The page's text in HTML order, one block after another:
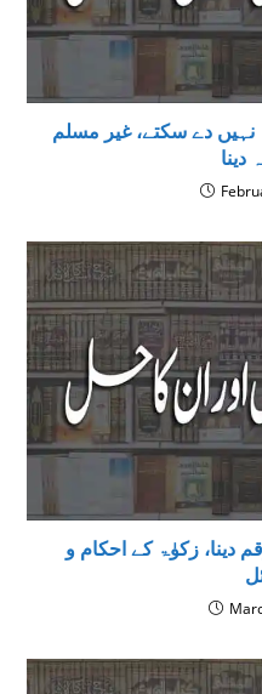
دے سکتے، غیر مسلم
زکوٰۃ کے احکام و